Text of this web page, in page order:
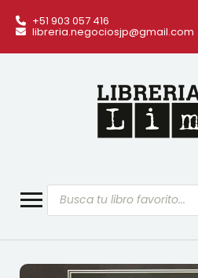
+51 903 057 416
libreria.negociosjp@gmail.com
Búsqueda
de
productos